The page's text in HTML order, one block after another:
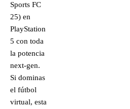
Sports FC
25) en
PlayStation
5 con toda
la potencia
next-gen.
Si dominas
el fútbol
virtual, esta